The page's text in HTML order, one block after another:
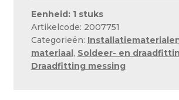
Showroom
Verzending en bezorging
Winkel
x
buitendraad
aantal
Eenheid: 1 stuks
Artikelcode: 2007751
Categorieën:
materiaal, Soldeer- en
Draadfitting messing